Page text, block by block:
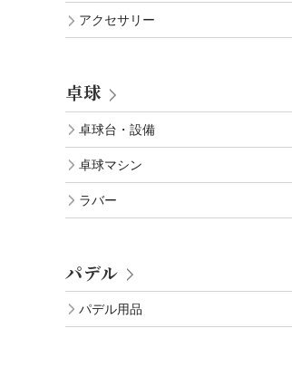
アクセサリー
卓球
卓球台・設備
卓球マシン
ラバー
パデル
パデル用品